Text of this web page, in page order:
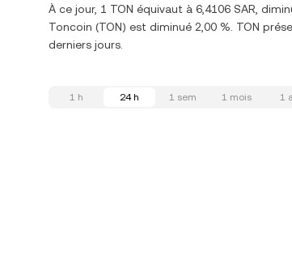
À ce jour, 1 TON équivaut à 6,4106 SAR,
Toncoin (TON) est diminué 2,00 %. TON
derniers jours.
1 h 24 h 1 sem 1 mois 1